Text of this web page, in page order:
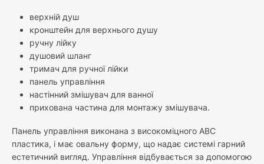
верхній душ
кронштейн для верхнього душу
ручну лійку
душовий шланг
тримач для ручної лійки
панель управління
настінний змішувач для ванної
прихована частина для монтажу змішувача.
Панель управління виконана з високоміцного АВС
пластика, і має овальну форму, що надає системі гарний
естетичний вигляд. Управління відбувається за допомогою